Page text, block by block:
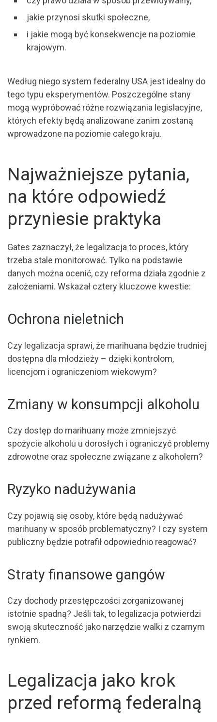
jakie przynosi skutki społeczne,
i jakie mogą być konsekwencje na poziomie
krajowym.
Według niego system federalny USA jest idealny do
tego typu eksperymentów. Poszczególne stany
mogą wypróbować różne rozwiązania legislacyjne,
których efekty będą analizowane zanim zostaną
wprowadzone na poziomie całego kraju.
Najważniejsze pytania,
na które odpowiedź
przyniesie praktyka
Gates zaznaczył, że legalizacja to proces, który
trzeba stale monitorować. Tylko na podstawie
danych można ocenić, czy reforma działa zgodnie z
założeniami. Wskazał cztery kluczowe kwestie:
Ochrona nieletnich
Czy legalizacja sprawi, że marihuana będzie trudniej
dostępna dla młodzieży – dzięki kontrolom,
licencjom i ograniczeniom wiekowym?
Zmiany w konsumpcji alkoholu
Czy dostęp do marihuany może zmniejszyć
spożycie alkoholu u dorosłych i ograniczyć problemy
zdrowotne oraz społeczne związane z alkoholem?
Ryzyko nadużywania
Czy pojawią się osoby, które będą nadużywać
marihuany w sposób problematyczny? I czy system
publiczny będzie potrafił odpowiednio reagować?
Straty finansowe gangów
Czy dochody przestępczości zorganizowanej
istotnie spadną? Jeśli tak, to legalizacja potwierdzi
swoją skuteczność jako narzędzie walki z czarnym
rynkiem.
Legalizacja jako krok
przed reformą federalną